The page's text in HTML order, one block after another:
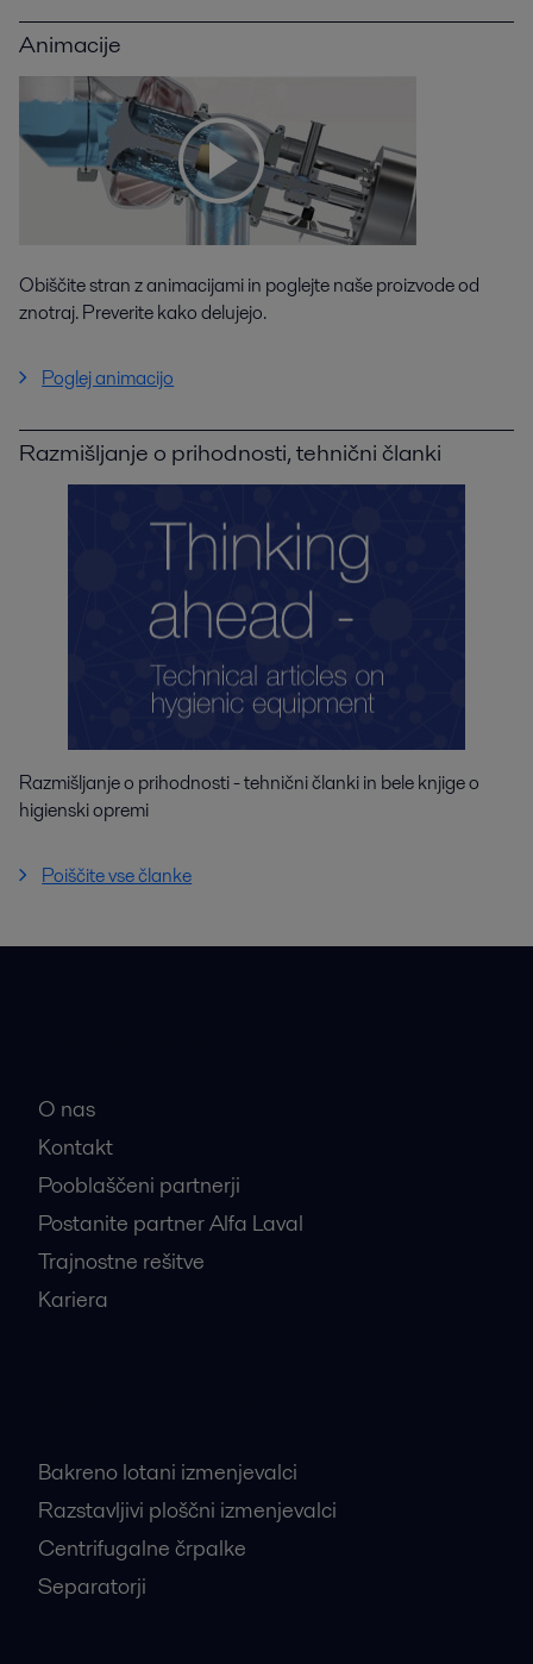
Animacije
Obiščite stran z animacijami in poglejte naše proizvode od
znotraj. Preverite kako delujejo.
Poglej animacijo
Razmišljanje o prihodnosti, tehnični članki
Razmišljanje o prihodnosti - tehnični članki in bele knjige o
higienski opremi
Poiščite vse članke
O nas
Kontakt
Pooblaščeni partnerji
Postanite partner Alfa Laval
Trajnostne rešitve
Kariera
Bakreno lotani izmenjevalci
Razstavljivi ploščni izmenjevalci
Centrifugalne črpalke
Separatorji